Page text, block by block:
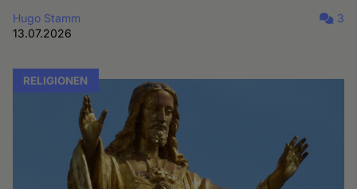
Hugo Stamm
13.07.2026
3
RELIGIONEN